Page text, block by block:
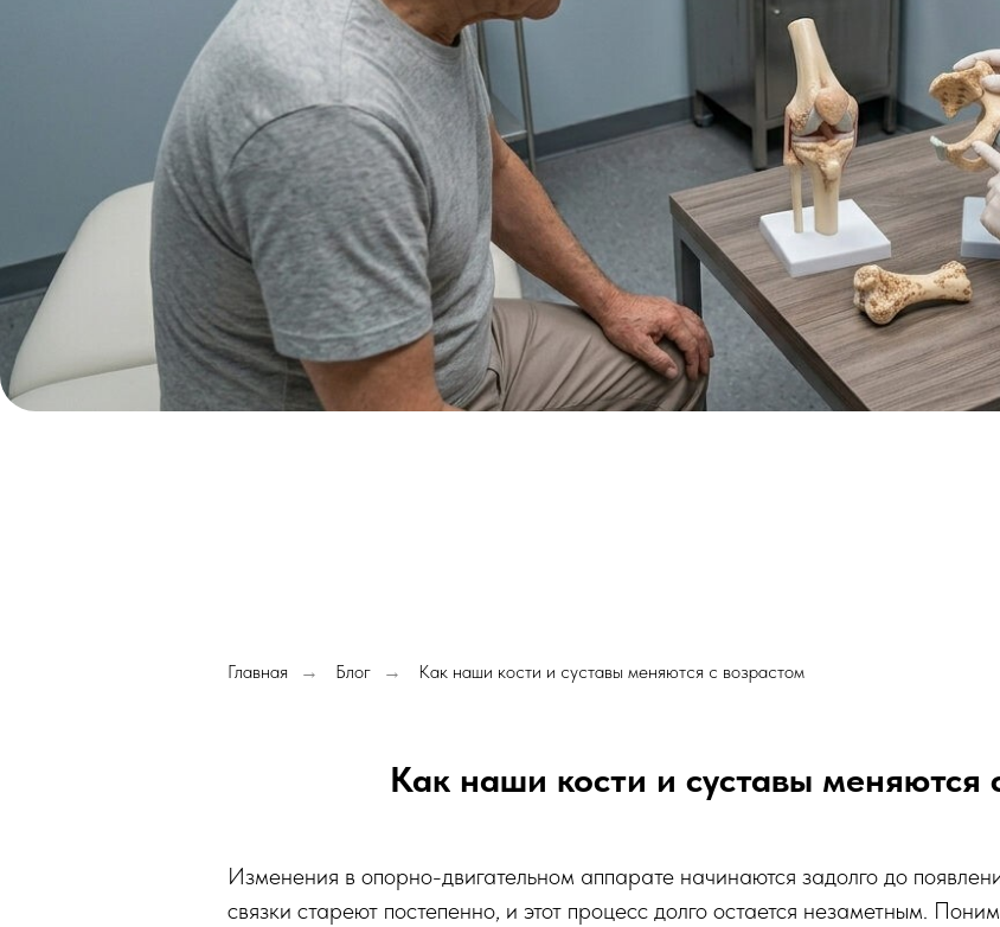
Главная → Блог → Как наши кости и суставы меняются с возрастом
Как наши кости и суставы меняются
Изменения в опорно-двигательном аппарате начинаются задолго до
связки стареют постепенно, и этот процесс долго остается незаметным.